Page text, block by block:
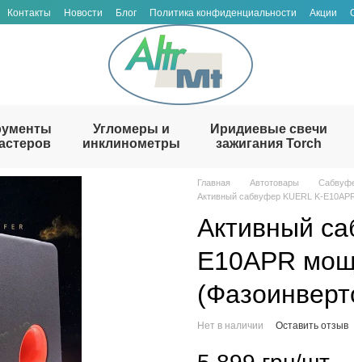
Контакты Новости Блог Политика конфиденциальности Акции
Угломеры и
инклинометры
Иридиевые свечи
зажигания Torch
Главная Автотовары
Активный сабвуфер KUERL K-
Активный
E10APR
Нет в наличии Оставить отзыв